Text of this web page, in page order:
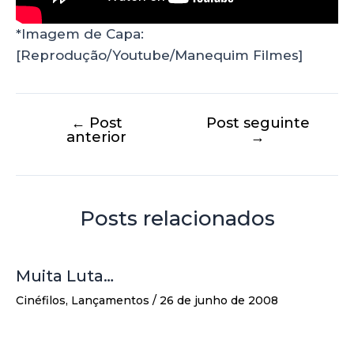
*Imagem de Capa:
[Reprodução/Youtube/Manequim Filmes]
← Post
anterior
Post seguinte
→
Posts relacionados
Muita Luta…
Cinéfilos, Lançamentos / 26 de junho de 2008